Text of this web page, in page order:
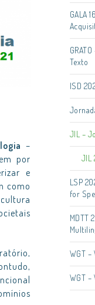
–
por
e
como
GALA
Texto
ISD
JIL –
JIL
LSP
for
MDTT
WGT
WGT